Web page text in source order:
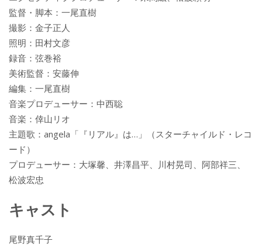
監督・脚本：一尾直樹
撮影：金子正人
照明：田村文彦
録音：弦巻裕
美術監督：安藤伸
編集：一尾直樹
音楽プロデューサー：中西聡
音楽：倖山リオ
主題歌：angela「『リアル』は…」（スターチャイルド・レコ
ード）
プロデューサー：大塚馨、井澤昌平、川村晃司、阿部祥三、
松波宏忠
キャスト
尾野真千子